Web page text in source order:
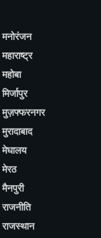
मनोरंजन
महाराष्ट्र
महोबा
मिर्जापुर
मुज़फ्फरनगर
मुरादाबाद
मेघालय
मेरठ
मैनपुरी
राजनीति
राजस्थान